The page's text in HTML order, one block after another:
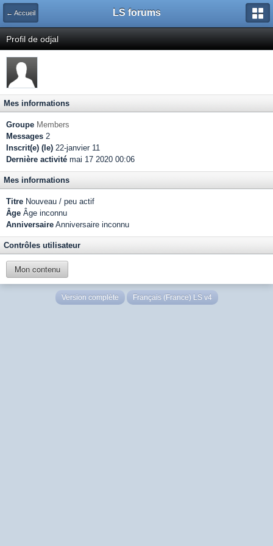
← Accueil LS forums
Profil de odjal
Mes informations
Groupe Members
Messages 2
Inscrit(e) (le) 22-janvier 11
Dernière activité mai 17 2020 00:06
Mes informations
Titre Nouveau / peu actif
Âge Âge inconnu
Anniversaire Anniversaire inconnu
Contrôles utilisateur
Mon contenu
Version complète Français (France) LS v4